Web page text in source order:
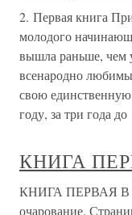
2. Первая книга
молодого
вышла раньше, чем
всенародно
свою
году, за три года до
КНИГА
КНИГА ПЕРВАЯ В
очарование.